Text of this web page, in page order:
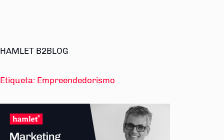
HAMLET B2BLOG
Etiqueta: Empreendedorismo